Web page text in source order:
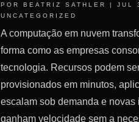
PORBEATRIZ SATHLER |JUL
UNCATEGORIZED
A computação em nuvem
forma como as empresas
tecnologia. Recursos podem
provisionados em minutos,
escalam sob demanda e novas
ganham velocidade sem a